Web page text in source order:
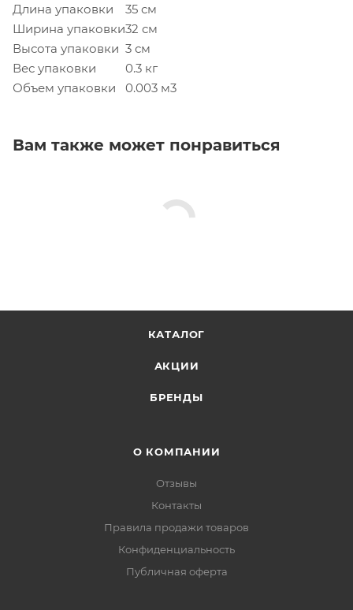
Длина упаковки
35 см
Ширина упаковки32 см
Высота упаковки 3 см
Вес упаковки
0.3 кг
Объем упаковки
0.003 м3
Вам также может понравиться
КАТАЛОГ
АКЦИИ
БРЕНДЫ
О КОМПАНИИ
Отзывы
Контакты
Правила продажи товаров
Конфиденциальность
Публичная оферта